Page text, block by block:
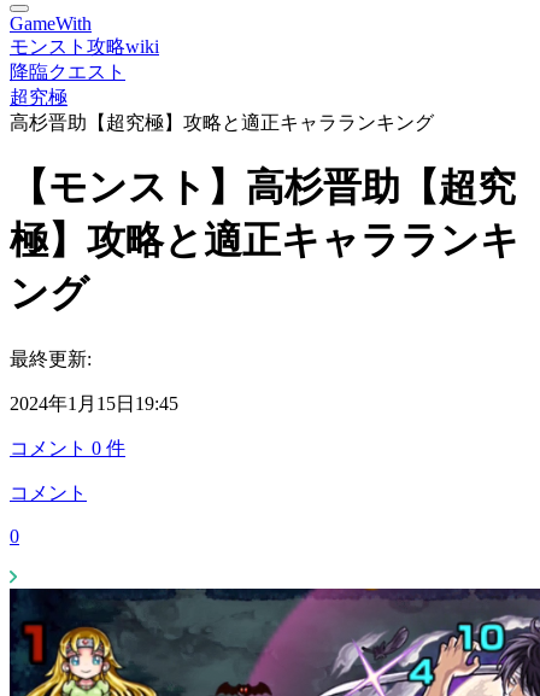
GameWith
モンスト攻略wiki
降臨クエスト
超究極
高杉晋助【超究極】攻略と適正キャラランキング
【モンスト】高杉晋助【超究
極】攻略と適正キャラランキ
ング
最終更新:
2024年1月15日19:45
コメント 0 件
コメント
0